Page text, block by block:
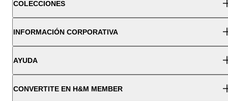
COLECCIONES
INFORMACIÓN CORPORATIVA
AYUDA
CONVERTITE EN H&M MEMBER